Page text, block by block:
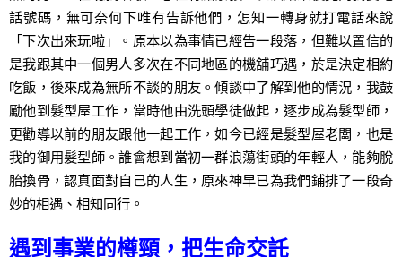
話號碼，無可奈何下唯有告訴他們，怎知一轉身就打電話來說
「下次出來玩啦」。原本以為事情已經告一段落，但難以置信的
是我跟其中一個男人多次在不同地區的機舖巧遇，於是決定相約
吃飯，後來成為無所不談的朋友。傾談中了解到他的情況，我鼓
勵他到髮型屋工作，當時他由洗頭學徒做起，逐步成為髮型師，
更勸導以前的朋友跟他一起工作，如今已經是髮型屋老闆，也是
我的御用髮型師。誰會想到當初一群浪蕩街頭的年輕人，能夠脫
胎換骨，認真面對自己的人生，原來神早已為我們鋪排了一段奇
妙的相遇、相知同行。
遇到事業的樽頸，把生命交託